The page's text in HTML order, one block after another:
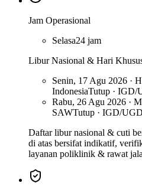
Jam Operasional
Selasa24 jam
Libur Nasional & Hari
Senin, 17 Agu 2026 ·
IndonesiaTutup · IGD/
Rabu, 26 Agu 2026 ·
SAWTutup · IGD/
Daftar libur nasional & cuti
di atas bersifat indikatif,
layanan poliklinik & rawat